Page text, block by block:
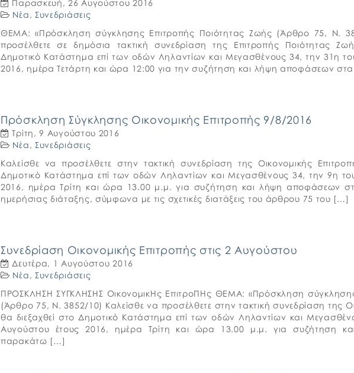
Παρασκευή, 26 Αυγούστου 2016
Νέα , Συνεδριάσεις
ΘΕΜΑ: «Πρόσκληση σύγκλησης Επιτροπής Ποιότητας Ζωής (Άρθρο 75, Ν.
προσέλθετε σε δημόσια τακτική συνεδρίαση της Επιτροπής Ποιότητας
Δημοτικό Κατάστημα επί των οδών Ληλαντίων και Μεγασθένους 34, την 31η
2016, ημέρα Τετάρτη και ώρα 12:00 για την συζήτηση και λήψη αποφάσεων
Πρόσκληση Σύγκλησης Οικονομικής Επιτροπής 9/8/2016
Τρίτη, 9 Αυγούστου 2016
Νέα , Συνεδριάσεις
Καλείσθε να προσέλθετε στην τακτική συνεδρίαση της Οικονομικής
Δημοτικό Κατάστημα επί των οδών Ληλαντίων και Μεγασθένους 34, την 9η
2016, ημέρα Tρίτη και ώρα 13.00 μ.μ. για συζήτηση και λήψη αποφάσεων
ημερήσιας διάταξης, σύμφωνα με τις σχετικές διατάξεις του άρθρου 75 του […]
Συνεδρίαση Οικονομικής Επιτροπής στις 2 Αυγούστου
Δευτέρα, 1 Αυγούστου 2016
Νέα , Συνεδριάσεις
ΠΡΟΣΚΛΗΣΗ ΣΥΓΚΛΗΣΗΣ ΟικονομικHς ΕπιτροΠΗς ΘΕΜΑ: «Πρόσκληση σύγκλησης
(Άρθρο 75, Ν. 3852/10) Καλείσθε να προσέλθετε στην τακτική συνεδρίαση της
θα διεξαχθεί στο Δημοτικό Κατάστημα επί των οδών Ληλαντίων και
Αυγούστου έτους 2016, ημέρα Tρίτη και ώρα 13.00 μ.μ. για συζήτηση
παρακάτω […]